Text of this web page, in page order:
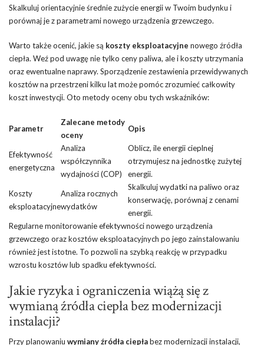
Skalkuluj orientacyjnie średnie zużycie energii w Twoim budynku i
porównaj je z parametrami nowego urządzenia grzewczego.
Warto także ocenić, jakie są koszty eksploatacyjne nowego źródła
ciepła. Weź pod uwagę nie tylko ceny paliwa, ale i koszty utrzymania
oraz ewentualne naprawy. Sporządzenie zestawienia przewidywanych
kosztów na przestrzeni kilku lat może pomóc zrozumieć całkowity
koszt inwestycji. Oto metody oceny obu tych wskaźników:
Parametr
Zalecane metody
oceny
Opis
Efektywność
energetyczna
Analiza
współczynnika
wydajności (COP)
Oblicz, ile energii cieplnej
otrzymujesz na jednostkę zużytej
energii.
Koszty
eksploatacyjne
Analiza rocznych
wydatków
Skalkuluj wydatki na paliwo oraz
konserwację, porównaj z cenami
energii.
Regularne monitorowanie efektywności nowego urządzenia
grzewczego oraz kosztów eksploatacyjnych po jego zainstalowaniu
również jest istotne. To pozwoli na szybką reakcję w przypadku
wzrostu kosztów lub spadku efektywności.
Jakie ryzyka i ograniczenia wiążą się z
wymianą źródła ciepła bez modernizacji
instalacji?
Przy planowaniu wymiany źródła ciepłabez modernizacji instalacji,